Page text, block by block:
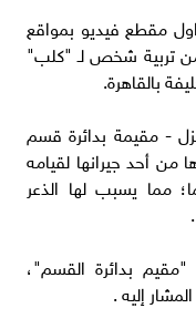
مقطع فيديو بمواقع
تربية شخص لـ "كلب"
بالقاهرة.
- مقيمة بدائرة قسم
من أحد جيرانها لقيامه
مما يسبب لها الذعر
بدائرة القسم"،
إليه .